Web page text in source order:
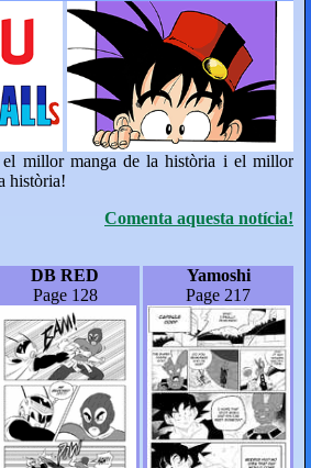
el millor manga de la història i el millor
història!
Comenta aquesta notícia!
DB RED
Page 128
Yamoshi
Page 217